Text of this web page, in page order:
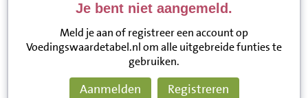
Je bent niet aangemeld.
Meld je aan of registreer een account op
Voedingswaardetabel.nl om alle uitgebreide funties te
gebruiken.
Aanmelden Registreren